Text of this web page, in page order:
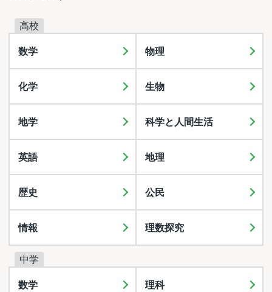
高校
数学 物理
化学 生物
地学 科学と人間生活
英語 地理
歴史 公民
情報 理数探究
中学
数学 理科